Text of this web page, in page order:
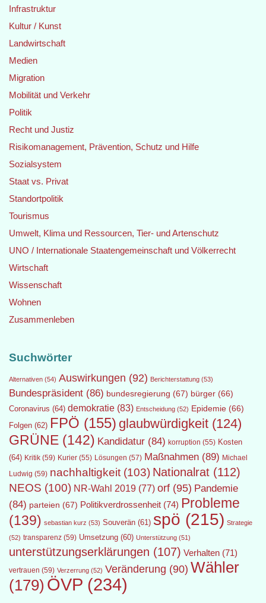
Infrastruktur
Kultur / Kunst
Landwirtschaft
Medien
Migration
Mobilität und Verkehr
Politik
Recht und Justiz
Risikomanagement, Prävention, Schutz und Hilfe
Sozialsystem
Staat vs. Privat
Standortpolitik
Tourismus
Umwelt, Klima und Ressourcen, Tier- und Artenschutz
UNO / Internationale Staatengemeinschaft und Völkerrecht
Wirtschaft
Wissenschaft
Wohnen
Zusammenleben
Suchwörter
Alternativen (54) Auswirkungen (92) Berichterstattung (53)
Bundespräsident (86) bundesregierung (67) bürger (66)
Coronavirus (64) demokratie (83) Entscheidung (52) Epidemie (66)
Folgen (62) FPÖ (155) glaubwürdigkeit (124)
GRÜNE (142) Kandidatur (84) korruption (55) Kosten
(64) Kritik (59) Kurier (55) Lösungen (57) Maßnahmen (89) Michael
Ludwig (59) nachhaltigkeit (103) Nationalrat (112)
NEOS (100) NR-Wahl 2019 (77) orf (95) Pandemie
(84) parteien (67) Politikverdrossenheit (74) Probleme
(139) sebastian kurz (53) Souverän (61) spö (215) Strategie
(52) transparenz (59) Umsetzung (60) Unterstützung (51)
unterstützungserklärungen (107) Verhalten (71)
vertrauen (59) Verzerrung (52) Veränderung (90) Wähler
(179) ÖVP (234)